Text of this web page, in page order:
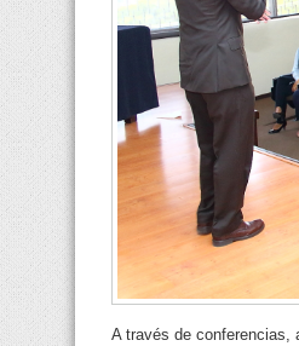
A través de conferencias,